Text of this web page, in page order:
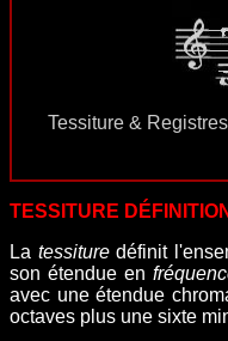
Tessiture &
TESSITURE DÉFINITION
La tessituredéfinit
son étendue en
avec une étendue
octaves plus une sixte